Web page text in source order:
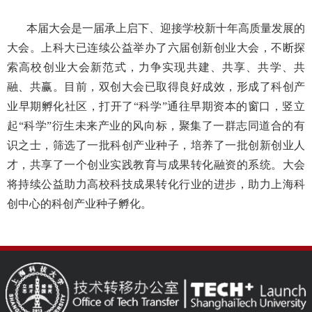
本届大会是一届承上启下、迎接学校新十年高质量发展的
大会。上科大已连续公益举办了六届创新创业大会，不断探
索高校创业大会新范式，力争实现共建、共享、共学、共
融、共赢。目前，双创大会已取得良好成效，形成了科创产
业早期孵化社区，打开了“科学”通往早期资本的窗口，竖立
起“科学”衍生未来产业的风向标，聚集了一群志同道合的有
识之士，筛选了一批科创产业种子，培养了一批创新创业人
才，共享了一个创业实践教育与成果转化融资的系统。大会
将持续公益助力高校科技成果转化行业的进步，助力上海科
创中心的科创产业种子孵化。